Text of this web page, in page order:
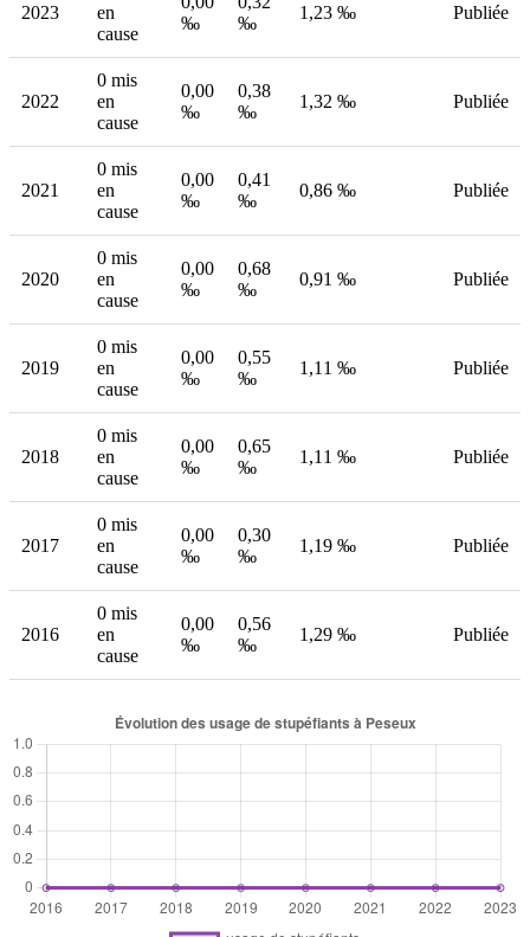
2023
en
cause
‰
‰
1,23 ‰ Publiée
2022
0 mis
en
cause
0,00
‰
0,38
‰
1,32 ‰ Publiée
2021
0 mis
en
cause
0,00
‰
0,41
‰
0,86 ‰ Publiée
2020
0 mis
en
cause
0,00
‰
0,68
‰
0,91 ‰ Publiée
2019
0 mis
en
cause
0,00
‰
0,55
‰
1,11 ‰ Publiée
2018
0 mis
en
cause
0,00
‰
0,65
‰
1,11 ‰ Publiée
2017
0 mis
en
cause
0,00
‰
0,30
‰
1,19 ‰ Publiée
2016
0 mis
en
cause
0,00
‰
0,56
‰
1,29 ‰ Publiée